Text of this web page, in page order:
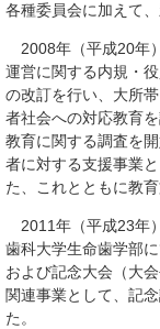
各種委員会に加えて
2008年（平成20年
運営に関する内規・
の改訂を行い、大所
者社会への対応教育
教育に関する調査を
者に対する支援事業
た、これとともに教
2011年（平成23年
歯科大学生命歯学部
および記念大会（大
関連事業として、記
た。